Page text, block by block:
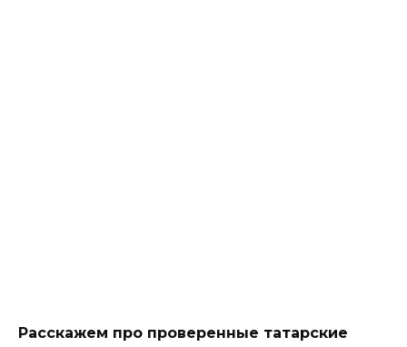
Расскажем про проверенные татарские